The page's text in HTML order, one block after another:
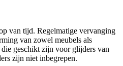
van tijd. Regelmatige vervanging
van zowel meubels als
die geschikt zijn voor glijders van
zijn niet inbegrepen.